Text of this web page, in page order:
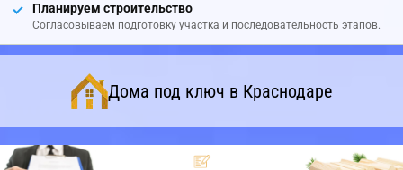
Планируем строительство
Согласовываем подготовку участка и последовательность этапов.
Дома под ключ в Краснодаре